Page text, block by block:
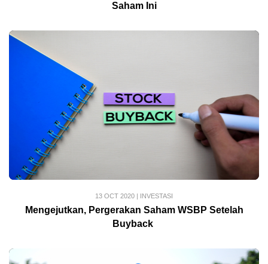
Saham Ini
13 OCT 2020 | INVESTASI
Mengejutkan, Pergerakan Saham WSBP Setelah
Buyback